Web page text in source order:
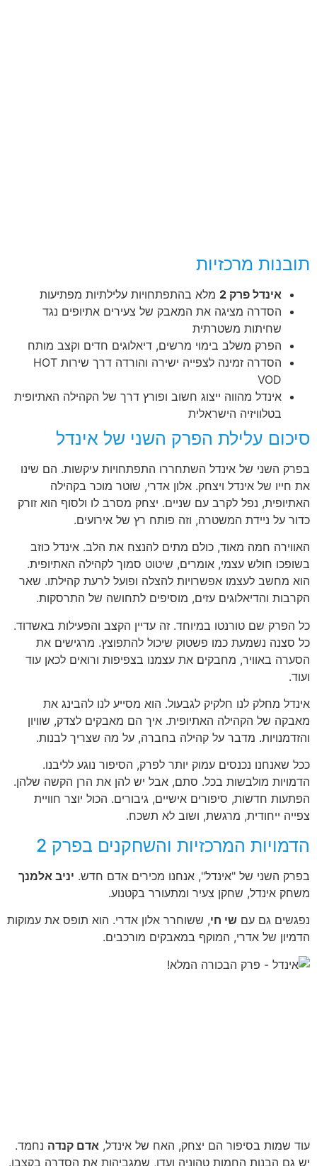
תובנות מרכזיות
אינדל פרק 2
מלא בהתפתחויות עלילתיות מפתיעות
הסדרה מציגה את המאבק של צעירים אתיופים נגד
שחיתות משטרתית
הפרק משלב בימוי מרשים, דיאלוגים חדים וקצב מותח
הסדרה זמינה לצפייה ישירה והורדה דרך שירות HOT
VOD
אינדל מהווה ייצוג חשוב ופורץ דרך של הקהילה האתיופית
בטלוויזיה הישראלית
סיכום עלילת הפרק השני של אינדל
בפרק השני של אינדל השתחררו התפתחויות עיקשות. הם שינו
את חייו של אינדל ויצחק. אלון אדרי, שוטר מוכר בקהילה
האתיופית, נפל לקרב עם שניים. יצחק מסרב לו ולסוף הוא זורק
כדור על ניידת המשטרה, וזה פותח רץ של אירועים.
האווירה חמה מאוד, כולם מתים להנצח את הלב. אינדל כוזב
בשופכו חולש עצמי, אומרים, שיטוט סמוך לקהילה האתיופית.
הוא מחשב לעצמו אפשרויות להצלה ופועל לרעת קהילתו. שאר
הקרבות והדיאלוגים עזים, מוסיפים לתחושה של התרסקות.
כל הפרק שם טורנטו במיוחד. זה עדיין הקצב והפעילות באשדוד.
כל סצנה נשמעת כמו פשטוק שיכול להתפוצץ. מרגישים את
הסערה באוויר, מחבקים את עצמנו בצפיפות ורואים לכאן עוד
ועוד.
אינדל מחלק לנו חלקיק לגבעול. הוא מסייע לנו להבינג את
מאבקה של הקהילה האתיופית. איך הם מאבקים לצדק, שוויון
והזדמנויות. מדבר על קהילה בחברה, על מה שצריך לבנות.
ככל שאנחנו נכנסים עמוק יותר לפרק, הסיפור נוגע לליבנו.
הדמויות מולבשות בכל. סתם, אבל יש להן את הרן הקשה שלהן.
הפתעות חדשות, סיפורים אישיים, גיבורים. הכול יוצר חוויית
צפייה ייחודית, מרגשת, ושוב לא תשכח.
הדמויות המרכזיות והשחקנים בפרק 2
בפרק השני של "אינדל", אנחנו מכירים אדם חדש. יניב אלמנך
משחק אינדל, שחקן צעיר ומתעורר בקטנוע.
נפגשים גם עם שי חי, ששוחרר אלון אדרי. הוא תופס את עמוקות
הדמיון של אדרי, המוקף במאבקים מורכבים.
עוד שמות בסיפור הם יצחק, האח של אינדל, אדם קנדה נחמד.
יש גם הבנות החמות טהוניה ועדן, שמגביהות את הסדרה בקצבן.